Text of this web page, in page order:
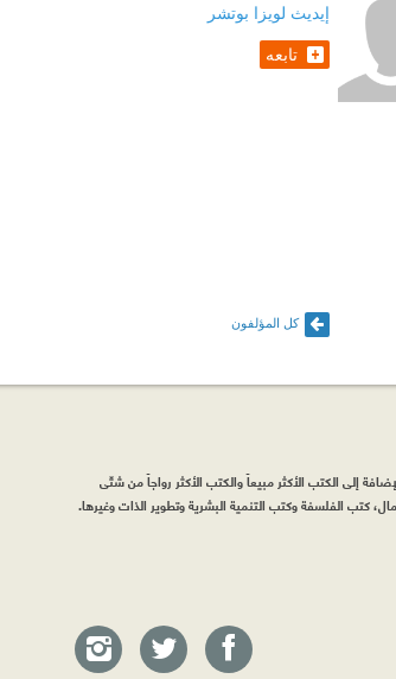
إيديث لويزا بوتشر
تابعه
كل المؤلفون
إلى الكتب الأكثر مبيعاً والكتب الأكثر رواجاً من شتّى
كتب الفلسفة وكتب التنمية البشرية وتطوير الذات وغيرها.